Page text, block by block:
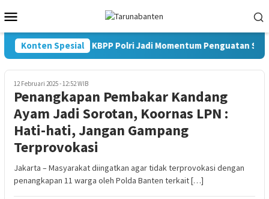
ke
kontenMobile
Konten Spesial
Pelantikan KBPP Polri Jadi Momentum Penguatan
12 Februari 2025 - 12:52 WIB
Penangkapan Pembakar Kandang
Ayam Jadi Sorotan, Koornas LPN :
Hati-hati, Jangan Gampang
Terprovokasi
Jakarta – Masyarakat diingatkan agar tidak terprovokasi dengan
penangkapan 11 warga oleh Polda Banten terkait […]